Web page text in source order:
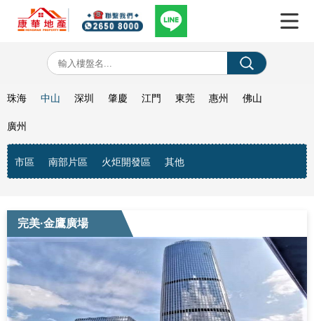
珠海 中山
市區 南部片區 火炬開發區 其他
深圳 肇慶 江門 東莞 惠州 佛山
廣州
完美·金鷹廣場